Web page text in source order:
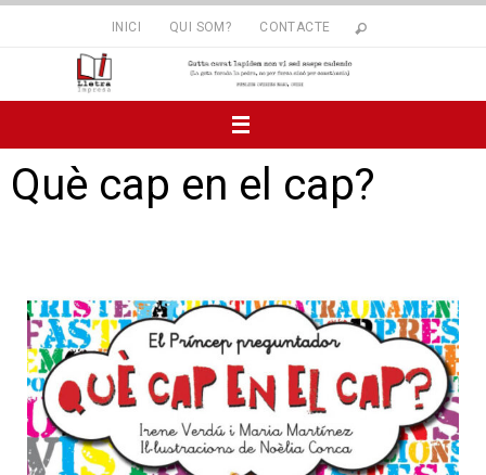
INICI QUI SOM? CONTACTE
Què cap en el cap?